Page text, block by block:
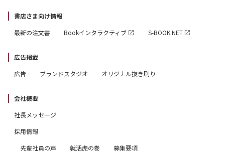
書店さま向け情報
最新の注文書
Bookインタラクティブ S-BOOK.NET
広告掲載
広告
ブランドスタジオ オリジナル抜き刷り
会社概要
社長メッセージ
採用情報
先輩社員の声
就活虎の巻 募集要項